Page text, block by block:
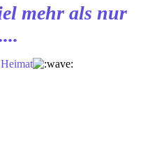
mehr als nur